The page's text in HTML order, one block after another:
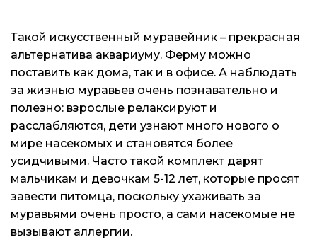
Такой искусственный муравейник – прекрасная
альтернатива аквариуму. Ферму можно
поставить как дома, так и в офисе. А наблюдать
за жизнью муравьев очень познавательно и
полезно: взрослые релаксируют и
расслабляются, дети узнают много нового о
мире насекомых и становятся более
усидчивыми. Часто такой комплект дарят
мальчикам и девочкам 5-12 лет, которые просят
завести питомца, поскольку ухаживать за
муравьями очень просто, а сами насекомые не
вызывают аллергии.